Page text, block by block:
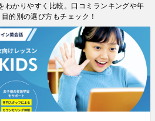
わかりやすく比較。口コミランキングや年
的別の選び方もチェック！